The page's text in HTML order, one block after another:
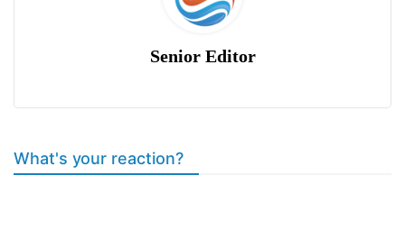
Senior Editor
What's your reaction?